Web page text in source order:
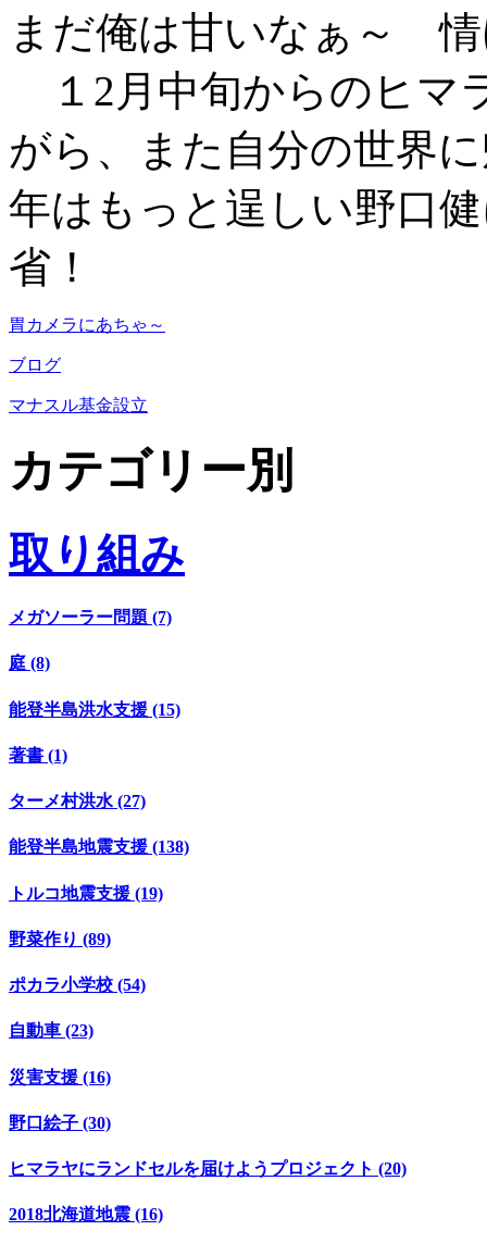
まだ俺は甘いなぁ～
１2月中旬からのヒマ
がら、また自分の世界
年はもっと逞しい野口
省！
胃カメラにあちゃ～
ブログ
マナスル基金設立
カテゴリー別
取り組み
メガソーラー問題 (7)
庭 (8)
能登半島洪水支援 (15)
著書 (1)
ターメ村洪水 (27)
能登半島地震支援 (138)
トルコ地震支援 (19)
野菜作り (89)
ポカラ小学校 (54)
自動車 (23)
災害支援 (16)
野口絵子 (30)
ヒマラヤにランドセルを届けようプロジェクト (20)
2018北海道地震 (16)